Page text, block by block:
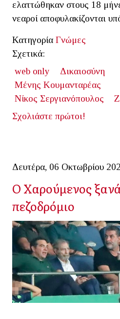
ελαττώθηκαν στους 18
νεαροί αποφυλακίζονται
Κατηγορία Γνώμες
Σχετικά:
web only
Δικαιοσύνη
Μένης Κουμανταρέας
Νίκος Σεργιανόπουλος
Σχολιάστε πρώτοι!
Δευτέρα, 06 Οκτωβρίου
Ο Χαρούμενος
πεζοδρόμιο